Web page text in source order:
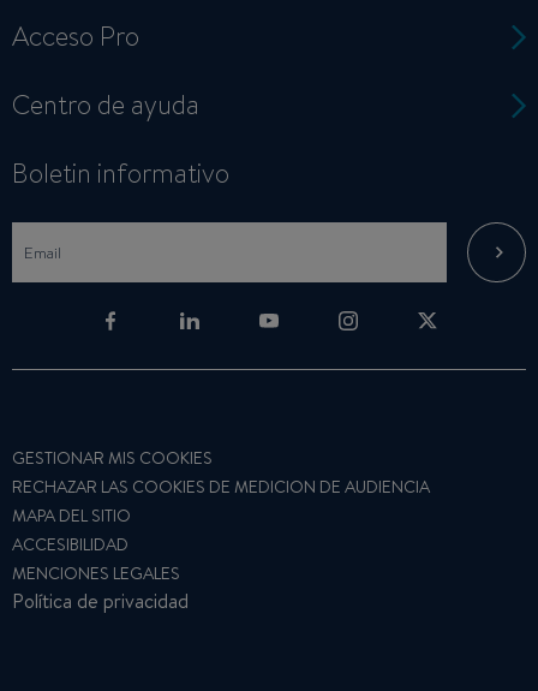
Acceso Pro
Centro de ayuda
Boletin informativo
GESTIONAR MIS COOKIES
RECHAZAR LAS COOKIES DE MEDICION DE AUDIENCIA
MAPA DEL SITIO
ACCESIBILIDAD
MENCIONES LEGALES
Política de privacidad